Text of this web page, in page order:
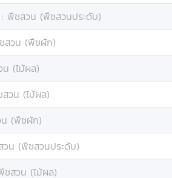
: พืชสวน (พืชสวนประดับ)
สวน (พืชผัก)
(ไม้ผล)
วน (ไม้ผล)
(พืชผัก)
วน (พืชสวนประดับ)
ชสวน (ไม้ผล)